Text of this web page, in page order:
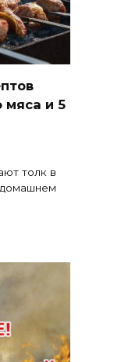
мяса и 5
толк в